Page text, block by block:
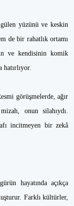
yüzünü ve keskin
de bir rahatlık ortamı
ve kendisinin komik
hatırlıyor.
görüşmelerde, ağır
onun silahıydı.
incitmeyen bir zekâ
hayatında açıkça
Farklı kültürler,